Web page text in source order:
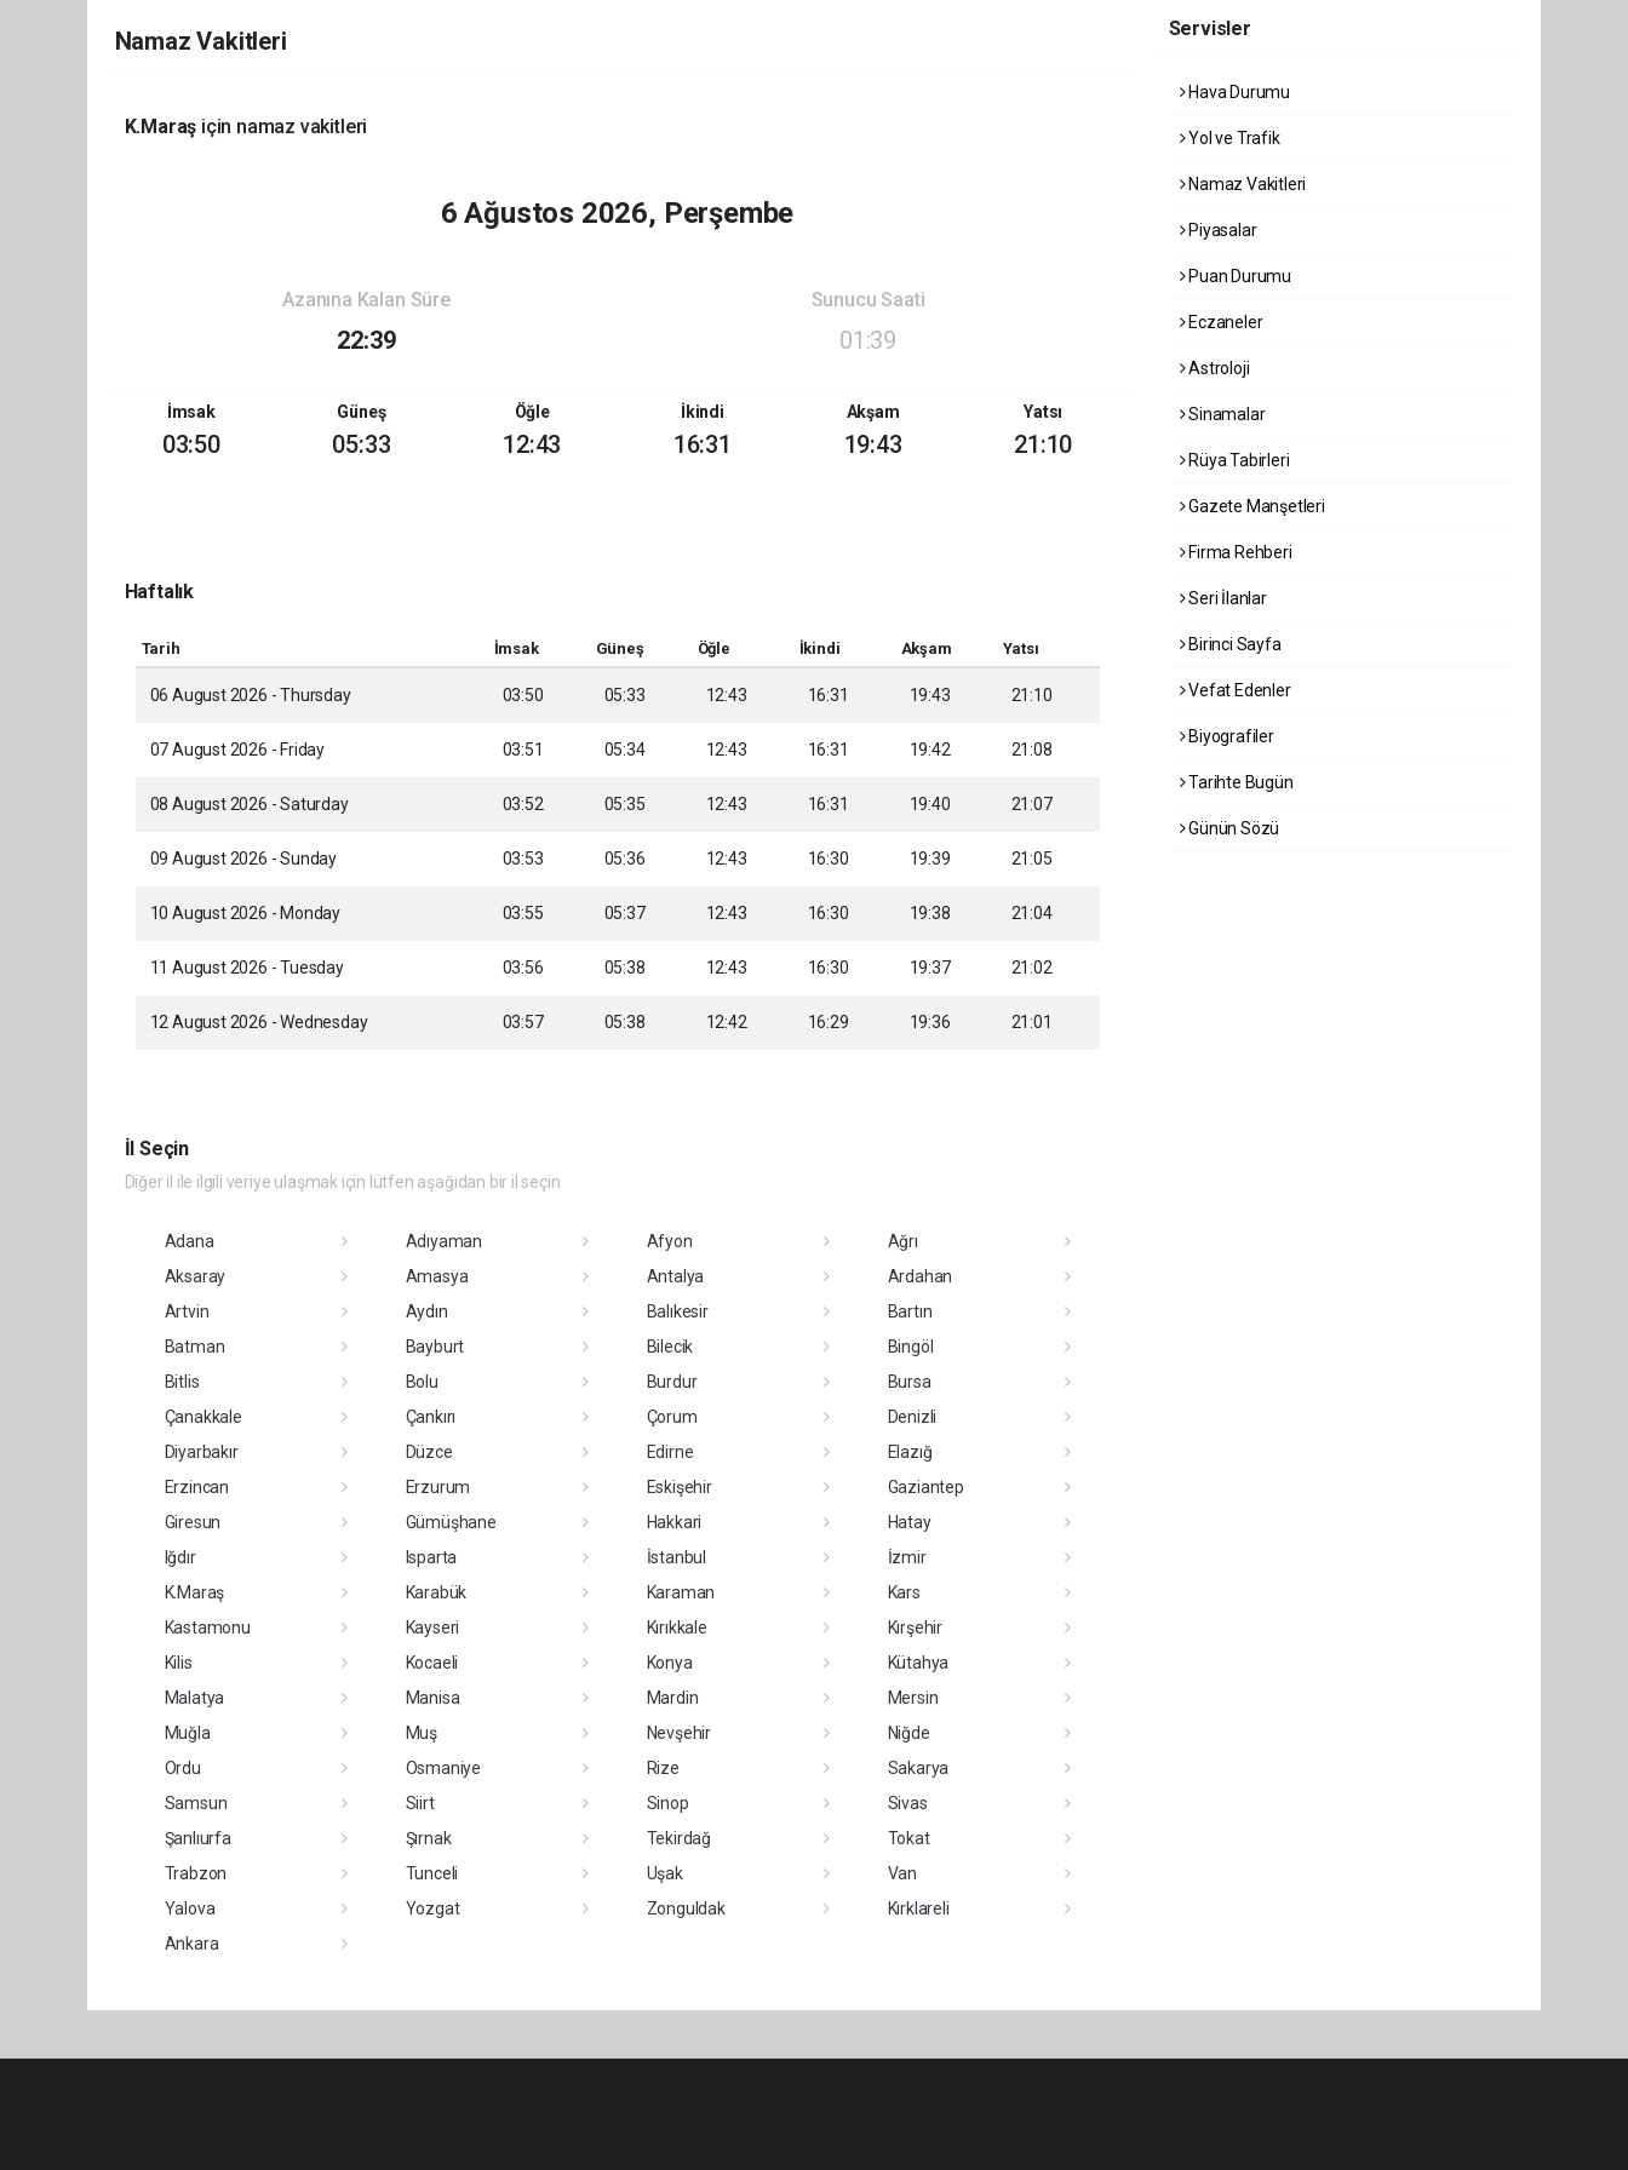
Namaz Vakitleri
K.Maraş için namaz vakitleri
6 Ağustos 2026, Perşembe
Azanına Kalan Süre
22:39
Sunucu Saati
01:39
İmsak
03:50
Güneş
05:33
Öğle
12:43
İkindi
16:31
Akşam
19:43
Yatsı
21:10
Haftalık
Tarih İmsak Güneş Öğle İkindi Akşam Yatsı
06 August 2026 - Thursday 03:50 05:33 12:43 16:31 19:43 21:10
07 August 2026 - Friday 03:51 05:34 12:43 16:31 19:42 21:08
08 August 2026 - Saturday 03:52 05:35 12:43 16:31 19:40 21:07
09 August 2026 - Sunday 03:53 05:36 12:43 16:30 19:39 21:05
10 August 2026 - Monday 03:55 05:37 12:43 16:30 19:38 21:04
11 August 2026 - Tuesday 03:56 05:38 12:43 16:30 19:37 21:02
12 August 2026 - Wednesday 03:57 05:38 12:42 16:29 19:36 21:01
İl Seçin
Diğer il ile ilgili veriye ulaşmak için lütfen aşağıdan bir il seçin
Adana Adıyaman Afyon
Ağrı
Aksaray
Amasya Antalya
Ardahan
Artvin
Aydın Balıkesir
Bartın
Batman
Bayburt Bilecik
Bingöl
Bitlis
Bolu Burdur
Bursa
Çanakkale
Çankırı Çorum
Denizli
Diyarbakır
Düzce Edirne
Elazığ
Erzincan
Erzurum Eskişehir
Gaziantep
Giresun
Gümüşhane Hakkari
Hatay
Iğdır
Isparta İstanbul
İzmir
K.Maraş
Karabük Karaman
Kars
Kastamonu
Kayseri Kırıkkale
Kırşehir
Kilis
Kocaeli Konya
Kütahya
Malatya
Manisa Mardin
Mersin
Muğla
Muş Nevşehir
Niğde
Ordu
Osmaniye Rize
Sakarya
Samsun
Siirt Sinop
Sivas
Şanlıurfa
Şırnak Tekirdağ
Tokat
Trabzon
Tunceli Uşak
Van
Yalova
Yozgat Zonguldak
Kırklareli
Ankara
Servisler
Hava Durumu
Yol ve Trafik
Namaz Vakitleri
Piyasalar
Puan Durumu
Eczaneler
Astroloji
Sinamalar
Rüya Tabirleri
Gazete Manşetleri
Firma Rehberi
Seri İlanlar
Birinci Sayfa
Vefat Edenler
Biyografiler
Tarihte Bugün
Günün Sözü